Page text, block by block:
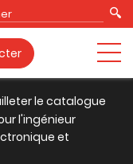
le catalogue
l'ingénieur
et